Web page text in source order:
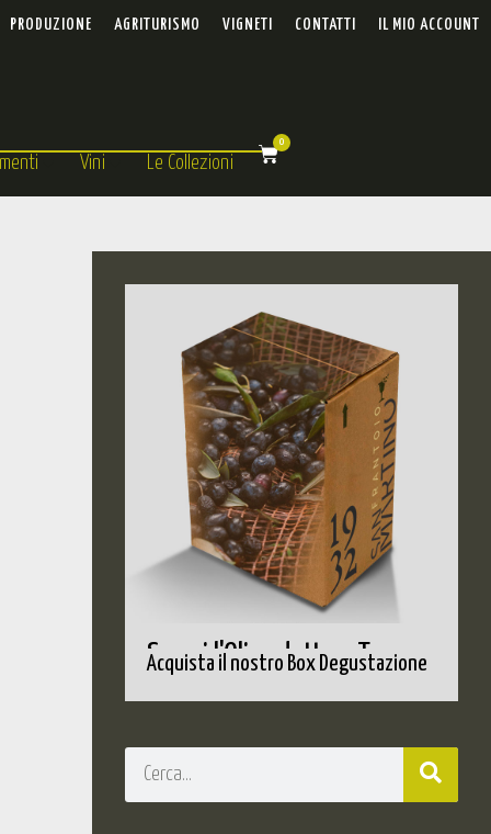
PRODUZIONE AGRITURISMO VIGNETI CONTATTI IL MIO ACCOUNT
Vini Le Collezioni
0
Scopri l'Olio adatto a Te
Acquista il nostro Box Degustazione